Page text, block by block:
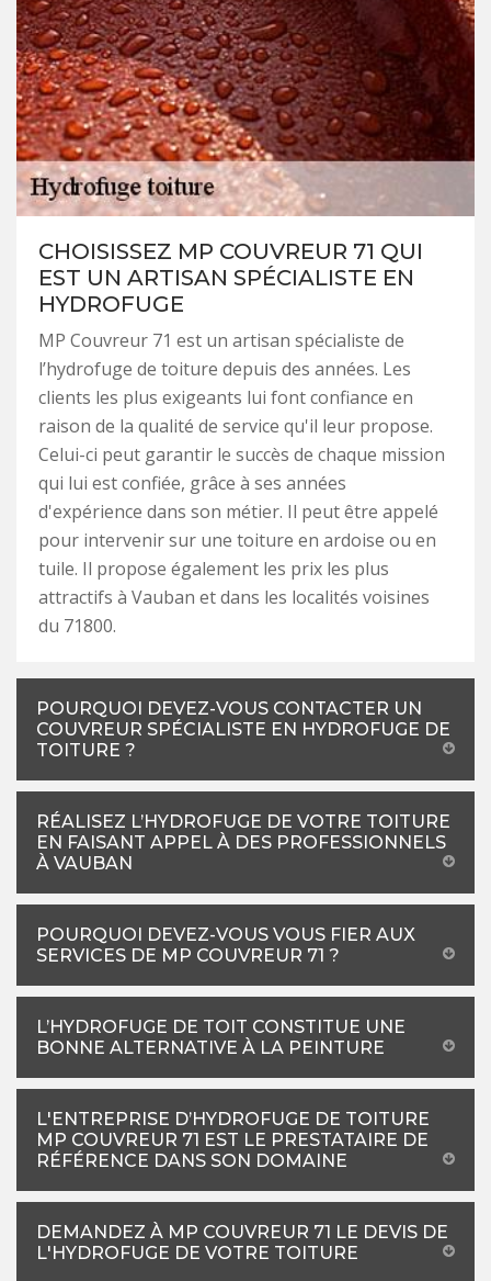
CHOISISSEZ MP COUVREUR 71 QUI
EST UN ARTISAN SPÉCIALISTE EN
HYDROFUGE
MP Couvreur 71 est un artisan spécialiste de
l’hydrofuge de toiture depuis des années. Les
clients les plus exigeants lui font confiance en
raison de la qualité de service qu'il leur propose.
Celui-ci peut garantir le succès de chaque mission
qui lui est confiée, grâce à ses années
d'expérience dans son métier. Il peut être appelé
pour intervenir sur une toiture en ardoise ou en
tuile. Il propose également les prix les plus
attractifs à Vauban et dans les localités voisines
du 71800.
POURQUOI DEVEZ-VOUS CONTACTER UN
COUVREUR SPÉCIALISTE EN HYDROFUGE DE
TOITURE ?
RÉALISEZ L’HYDROFUGE DE VOTRE TOITURE
EN FAISANT APPEL À DES PROFESSIONNELS
À VAUBAN
POURQUOI DEVEZ-VOUS VOUS FIER AUX
SERVICES DE MP COUVREUR 71 ?
L’HYDROFUGE DE TOIT CONSTITUE UNE
BONNE ALTERNATIVE À LA PEINTURE
L'ENTREPRISE D’HYDROFUGE DE TOITURE
MP COUVREUR 71 EST LE PRESTATAIRE DE
RÉFÉRENCE DANS SON DOMAINE
DEMANDEZ À MP COUVREUR 71 LE DEVIS DE
L'HYDROFUGE DE VOTRE TOITURE